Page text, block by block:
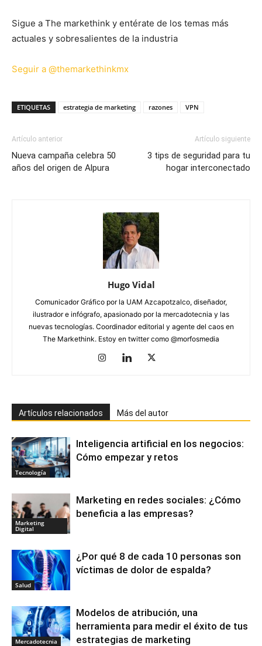
Sigue a The markethink y entérate de los temas más
actuales y sobresalientes de la industria
Seguir a @themarkethinkmx
ETIQUETAS estrategia de marketing razones VPN
Artículo anterior
Nueva campaña celebra 50
años del origen de Alpura
Artículo siguiente
3 tips de seguridad para tu
hogar interconectado
Hugo Vidal
Comunicador Gráfico por la UAM Azcapotzalco, diseñador,
ilustrador e infógrafo, apasionado por la mercadotecnia y las
nuevas tecnologías. Coordinador editorial y agente del caos en
The Markethink. Estoy en twitter como @morfosmedia
Artículos relacionados Más del autor
Tecnología
Inteligencia artificial en los negocios:
Cómo empezar y retos
Marketing
Digital
Marketing en redes sociales: ¿Cómo
beneficia a las empresas?
Salud
¿Por qué 8 de cada 10 personas son
víctimas de dolor de espalda?
Mercadotecnia
Modelos de atribución, una
herramienta para medir el éxito de tus
estrategias de marketing